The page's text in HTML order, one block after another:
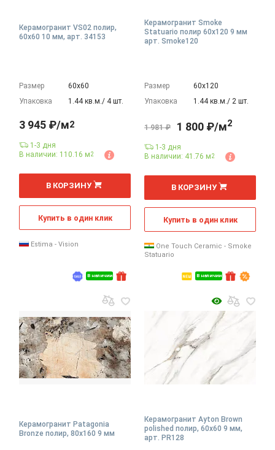
Керамогранит VS02 полир,
60x60 10 мм, арт. 34153
Размер
60х60
Упаковка
1.44 кв.м./ 4 шт.
В наличии
3 945 ₽/м2
1-3 дня
В наличии: 110.16 м2
м
В КОРЗИНУ
Купить в один клик
Estima - Vision
Керамогранит Smoke
Statuario полир 60x120 9 мм
арт. Smoke120
Размер
60х120
Упаковка
1.44 кв.м./ 2 шт.
В наличии
1 981 ₽ 1 800 ₽/м2
1-3 дня
В наличии: 41.76 м2
м
В КОРЗИНУ
Купить в один клик
One Touch Ceramic - Smoke
Statuario
Керамогранит Patagonia
Bronze полир, 80x160 9 мм
Керамогранит Ayton Brown
polished полир, 60x60 9 мм,
арт. PR128